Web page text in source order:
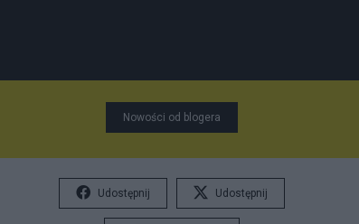
Nowości od blogera
Udostępnij Udostępnij